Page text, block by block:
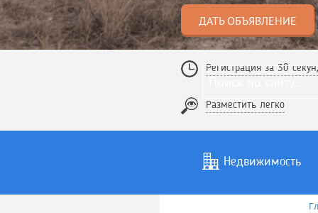
ДАТЬ ОБЪЯВЛЕНИЕ
Регистрация за 30
Разместить легко
Недвижимость